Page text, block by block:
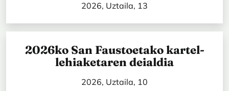
2026, Uztaila, 13
2026ko San Faustoetako kartel-
lehiaketaren deialdia
2026, Uztaila, 10